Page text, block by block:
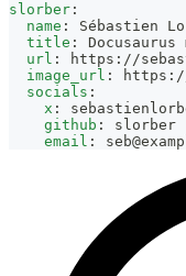
slorber :
name :
Sébastien
title :
url : https : //
image_url : https :
socials :
x :
github :
slorber
email :